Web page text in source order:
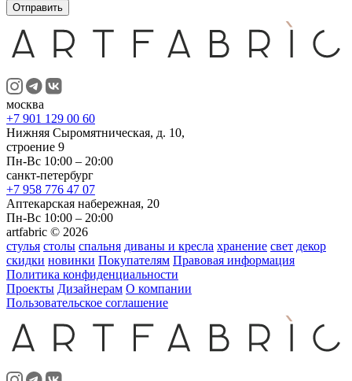
Отправить
москва
+7 901 129 00 60
Нижняя Сыромятническая, д. 10,
строение 9
Пн-Вс 10:00 – 20:00
санкт-петербург
+7 958 776 47 07
Аптекарская набережная, 20
Пн-Вс 10:00 – 20:00
artfabric © 2026
стулья столы спальня диваны и кресла хранение свет декор
скидки новинки Покупателям Правовая информация
Политика конфиденциальности
Проекты Дизайнерам О компании
Пользовательское соглашение